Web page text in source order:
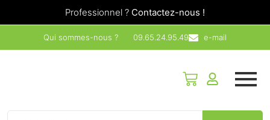
Professionnel ? Contactez-nous !
Qui sommes-nous ? 09.65.24.95.49 e-mail